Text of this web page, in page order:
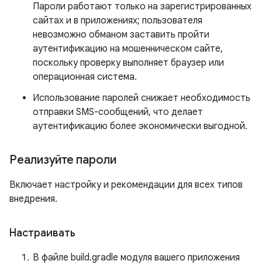
Пароли работают только на зарегистрированных
сайтах и ​​в приложениях; пользователя
невозможно обманом заставить пройти
аутентификацию на мошенническом сайте,
поскольку проверку выполняет браузер или
операционная система.
Использование паролей снижает необходимость
отправки SMS-сообщений, что делает
аутентификацию более экономически выгодной.
Реализуйте пароли
Включает настройку и рекомендации для всех типов
внедрения.
Настраивать
В файле build.gradle модуля вашего приложения